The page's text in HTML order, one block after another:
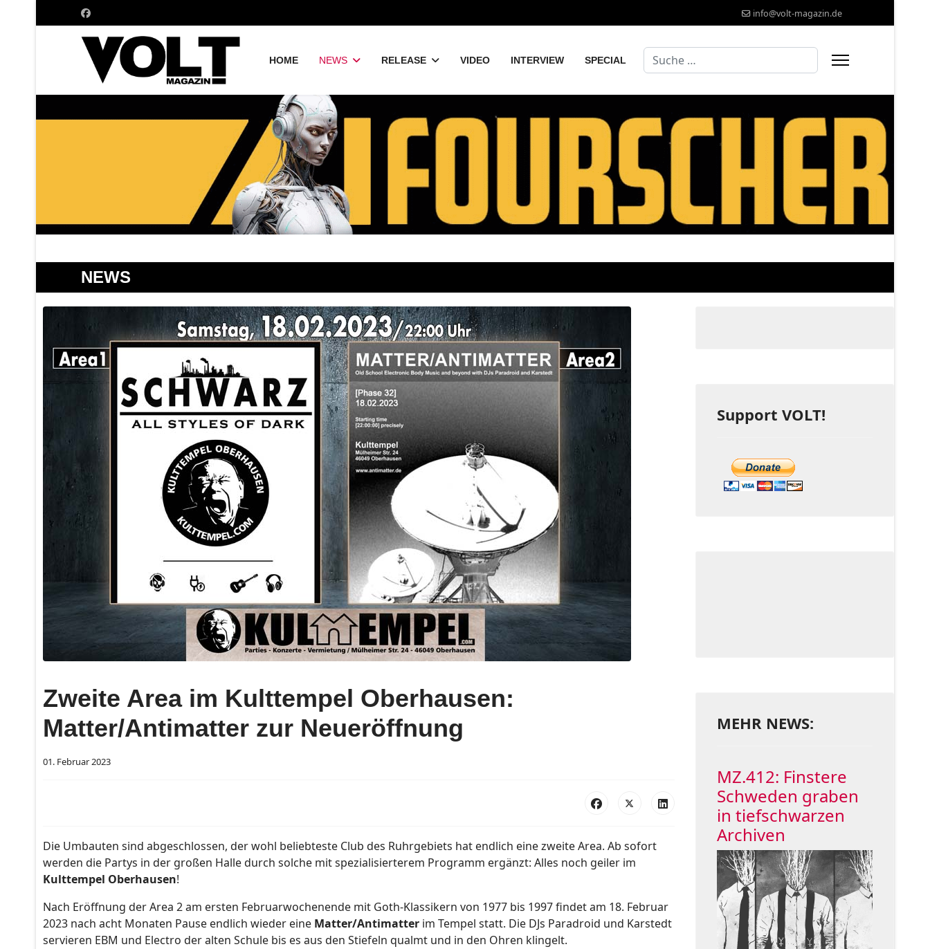
info@volt-magazin.de
HOME NEWS RELEASE VIDEO INTERVIEW SPECIAL Suchen
NEWS
Zweite Area im Kulttempel Oberhausen:
Matter/Antimatter zur Neueröffnung
01. Februar 2023
Die Umbauten sind abgeschlossen, der wohl beliebteste Club des Ruhrgebiets hat endlich eine zweite Area. Ab sofort
werden die Partys in der großen Halle durch solche mit spezialisierterem Programm ergänzt: Alles noch geiler im
Kulttempel Oberhausen!
Nach Eröffnung der Area 2 am ersten Februarwochenende mit Goth-Klassikern von 1977 bis 1997 findet am 18. Februar
2023 nach acht Monaten Pause endlich wieder eine Matter/Antimatter im Tempel statt. Die DJs Paradroid und Karstedt
servieren EBM und Electro der alten Schule bis es aus den Stiefeln qualmt und in den Ohren klingelt.
Support VOLT!
MEHR NEWS:
MZ.412: Finstere
Schweden graben
in tiefschwarzen
Archiven